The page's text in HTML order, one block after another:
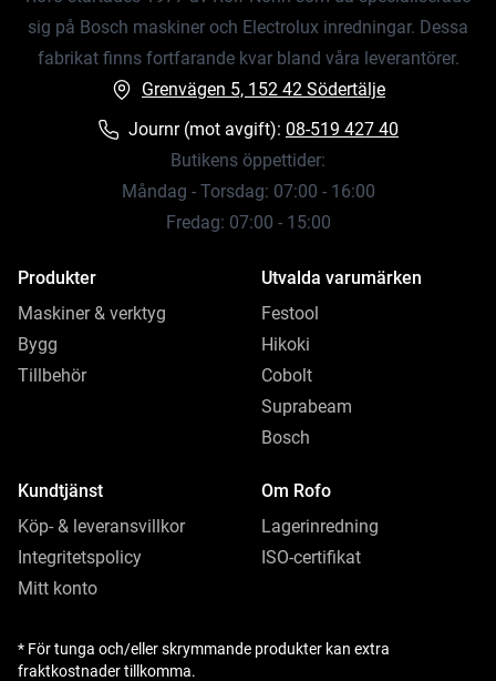
sig på Bosch maskiner och Electrolux inredningar. Dessa
fabrikat finns fortfarande kvar bland våra leverantörer.
Grenvägen 5, 152 42 Södertälje
Journr (mot avgift): 08-519 427 40
Butikens öppettider:
Måndag - Torsdag: 07:00 - 16:00
Fredag: 07:00 - 15:00
Produkter
Maskiner & verktyg
Bygg
Tillbehör
Utvalda varumärken
Festool
Hikoki
Cobolt
Suprabeam
Bosch
Kundtjänst
Köp- & leveransvillkor
Integritetspolicy
Mitt konto
Om Rofo
Lagerinredning
ISO-certifikat
* För tunga och/eller skrymmande produkter kan extra
fraktkostnader tillkomma.